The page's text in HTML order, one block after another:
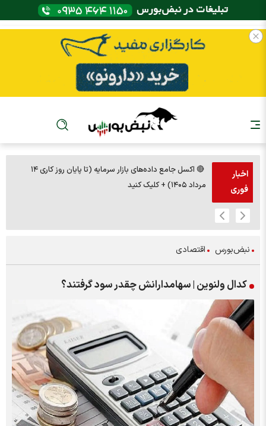
اخبار
فوری
🔴 اکسل جامع داده‌های بازار سرمایه (تا پایان روز کاری ۱۴
مرداد ۱۴۰۵) + کلیک کنید
نبض‌بورس اقتصادی
کدال ولنوین | سهامدارانش چقدر سود گرفتند؟